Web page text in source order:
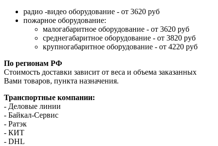
радио -видео оборудование - от 3620 руб
пожарное оборудование:
малогабаритное оборудование - от 3620 руб
среднегабаритное оборудование - от 3820 руб
крупногабаритное оборудование - от 4220 руб
По регионам РФ
Стоимость доставки зависит от веса и объема заказанных
Вами товаров, пункта назначения.
Транспортные компании:
- Деловые линии
- Байкал-Сервис
- Ратэк
- КИТ
- DHL